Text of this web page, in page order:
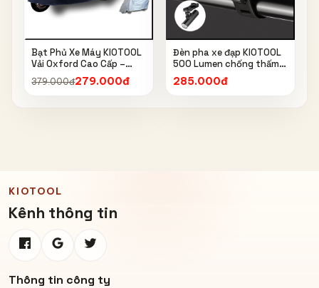
Bạt Phủ Xe Máy KIOTOOL
Vải Oxford Cao Cấp –
Chống Nắng, Chống Mưa,
Chống Bụi, Chống Tia UV,
379.000đ279.000đ
Đèn pha xe đạp KIOTOOL
500 Lumen chống thấm
nước IPX6 6603
285.000đ
KIOTOOL
Kênh thông tin
Thông tin công ty